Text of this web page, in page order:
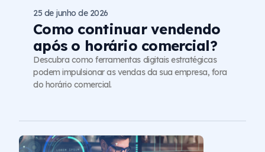
Como continuar vendendo
após o horário comercial?
25 de junho de 2026
Descubra como ferramentas digitais estratégicas
podem impulsionar as vendas da sua empresa, fora
do horário comercial.